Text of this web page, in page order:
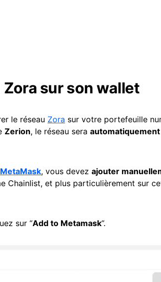
sur son wallet
le réseau Zora sur votre portefeuille
Zerion, le réseau sera
MetaMask, vous devez ajouter
Chainlist, et plus particulièrement sur
sur “Add to Metamask”.